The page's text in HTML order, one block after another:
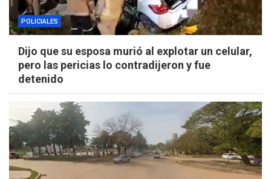
POLICIALES
Dijo que su esposa murió al explotar un celular,
pero las pericias lo contradijeron y fue
detenido